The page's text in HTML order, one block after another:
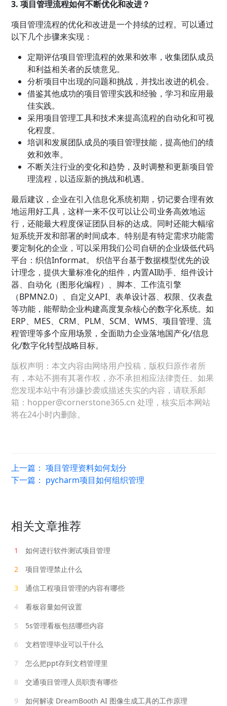
3. 项目管理流程如何不断优化和改进？
项目管理流程的优化和改进是一个持续的过程。可以通过
以下几个步骤来实现：
定期评估项目管理流程的效果和效率，收集团队成员
和利益相关者的反馈意见。
分析项目中出现的问题和挑战，并找出改进的机会。
借鉴其他成功的项目管理实践和经验，学习和应用最
佳实践。
采用项目管理工具和技术来提高流程的自动化和可视
化程度。
培训和发展团队成员的项目管理技能，提高他们的绩
效和效率。
不断关注行业的变化和趋势，及时调整和更新项目管
理流程，以适应新的挑战和机遇。
最后建议，企业在引入信息化系统初期，切记要合理有效
地运用好工具，这样一来不仅可以让公司业务高效地运
行，还能最大程度保证团队目标的达成。同时还能大幅缩
短系统开发和部署的时间成本。特别是有特定需求功能需
要定制化的企业，可以采用我们公司自研的企业级低代码
平台：织信Informat。 织信平台基于数据模型优先的设
计理念，提供大量标准化的组件，内置AI助手、组件设计
器、自动化（图形化编程）、脚本、工作流引擎
（BPMN2.0）、自定义API、表单设计器、权限、仪表盘
等功能，能帮助企业构建高度复杂核心的数字化系统。如
ERP、MES、CRM、PLM、SCM、WMS、项目管理、流
程管理等多个应用场景，全面助力企业落地国产化/信息
化/数字化转型战略目标。
版权声明：本文内容由网络用户投稿，版权归原作者所
有，本站不拥有其著作权，亦不承担相应法律责任。如果
您发现本站中有涉嫌抄袭或描述失实的内容，请联系邮
箱：hopper@cornerstone365.cn 处理，核实后本网站
将在24小时内删除。
上一篇：项目管理资料如何划分
下一篇： pycharm项目如何组织管理
相关文章推荐
1
如何进行软件测试项目管理
2
项目管理禁止什么
3
通信工程项目管理的内容有哪些
4
看板容量如何设置
5
5s管理看板包括哪些内容
6
文档管理毕业可以干什么
7
怎么把ppt存到文档管理里
8
交通项目管理人员职责有哪些
9
如何解读 DreamBooth AI 图像生成工具的工作原理